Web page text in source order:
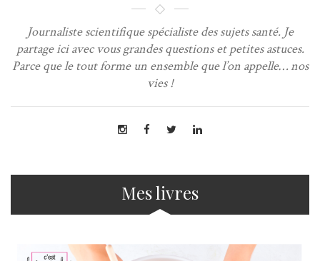
Journaliste scientifique spécialiste des sujets santé. Je
partage ici avec vous grandes questions et petites astuces.
Parce que le tout forme un ensemble que l’on appelle… nos
vies !
Mes livres